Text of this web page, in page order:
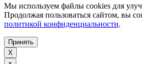
Мы используем файлы cookies для
Продолжая пользоваться сайтом, вы
политикой конфиденциальности.
Принять
X